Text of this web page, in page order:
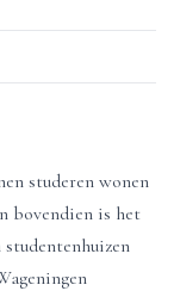
studeren wonen
bovendien is het